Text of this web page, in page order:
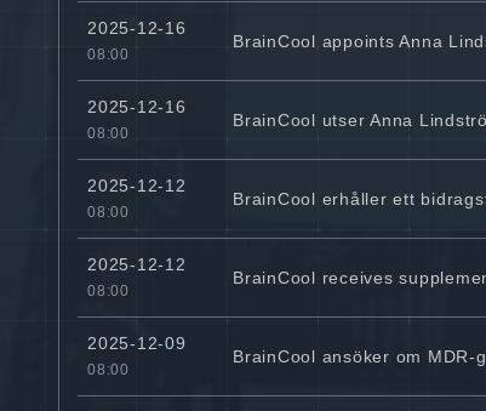
2025-12-16
08:00
BrainCool appoints Anna
2025-12-16
08:00
BrainCool utser Anna
2025-12-12
08:00
BrainCool erhåller ett
2025-12-12
08:00
BrainCool receives
2025-12-09
08:00
BrainCool ansöker om MDR-